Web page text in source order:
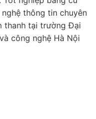
thông tin chuyên
thanh tại trường Đại
công nghệ Hà Nội